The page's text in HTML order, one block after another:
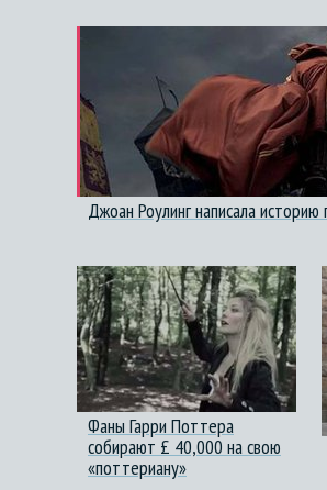
Джоан Роулинг написала
Фаны Гарри Поттера
собирают £ 40,000 на свою
«поттериану»